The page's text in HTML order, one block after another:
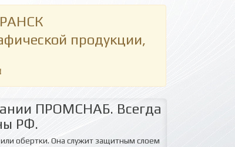
продукции,
ПРОМСНАБ. Всегда
РФ.
или обертки. Она служит защитным слоем